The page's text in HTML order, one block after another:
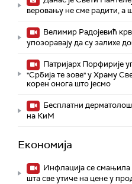
веровању не сме радити, а
Велимир Радојевић
упозоравају да су залихе
Патријарх Порфирије
"Србија те зове" у Храму
корен онога што јесмо
Бесплатни
на КиМ
Економија
Инфлација се смањила
шта све утиче на цене у